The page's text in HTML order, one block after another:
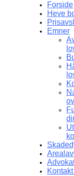
Forside
Heve
Emner